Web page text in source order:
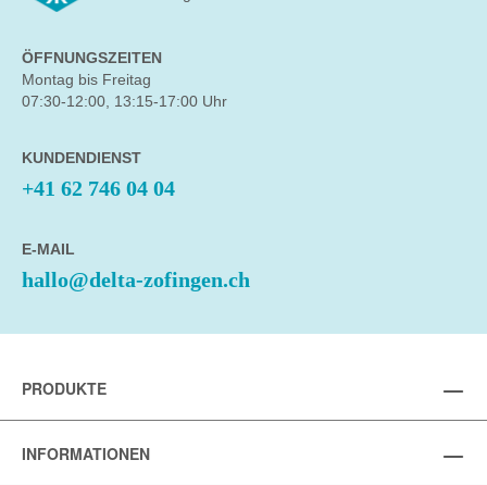
ÖFFNUNGSZEITEN
Montag bis Freitag
07:30-12:00, 13:15-17:00 Uhr
KUNDENDIENST
+41 62 746 04 04
E-MAIL
hallo@delta-zofingen.ch
PRODUKTE
INFORMATIONEN